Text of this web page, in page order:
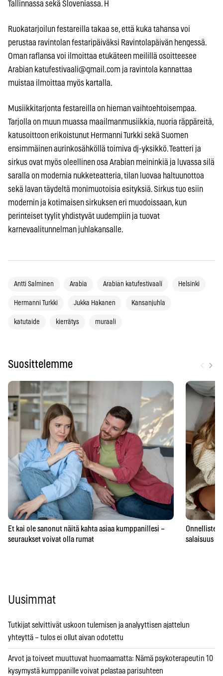
Tallinnassa sekä Sloveniassa. H
Ruokatarjoilun festareilla takaa se, että kuka tahansa voi
perustaa ravintolan festaripäiväksi Ravintolapäivän hengessä.
Oman raflansa voi ilmoittaa etukäteen meilillä osoitteesee
Arabian katufestivaali@gmail.com ja ravintola kannattaa
muistaa ilmoittaa myös kartalla.
Musiikkitarjonta festareilla on hieman vaihtoehtoisempaa.
Tarjolla on muun muassa maailmanmusiikkia, nuoria räppäreitä,
katusoittoon erikoistunut Hermanni Turkki sekä Suomen
ensimmäinen aurinkosähköllä toimiva dj-yksikkö. Teatteri ja
sirkus ovat myös oleellinen osa Arabian meininkiä ja luvassa silä
saralla on modernia nukketeatteria, tilan luovaa haltuunottoa
sekä lavan täydeltä monimuotoisia esityksiä. Sirkus tuo esiin
modernin ja kotimaisen sirkuksen eri muodoissaan, kun
perinteiset tyylit yhdistyvät uudempiin ja tuovat
karnevaalitunnelman juhlakansalle.
Antti Salminen Arabia Arabian katufestivaali Helsinki
Hermanni Turkki Jukka Hakanen Kansanjuhla
katutaide kierrätys muraali
Suosittelemme ›
Et kai ole sanonut näitä kahta asiaa kumppanillesi –
seuraukset voivat olla rumat
Onnellisten
salaisuus –
Uusimmat
Tutkijat selvittivät uskoon tulemisen ja analyyttisen ajattelun
yhteyttä – tulos ei ollut aivan odotettu
Arvot ja toiveet muuttuvat huomaamatta: Nämä psykoterapeutin 10
kysymystä kumppanille voivat pelastaa parisuhteen